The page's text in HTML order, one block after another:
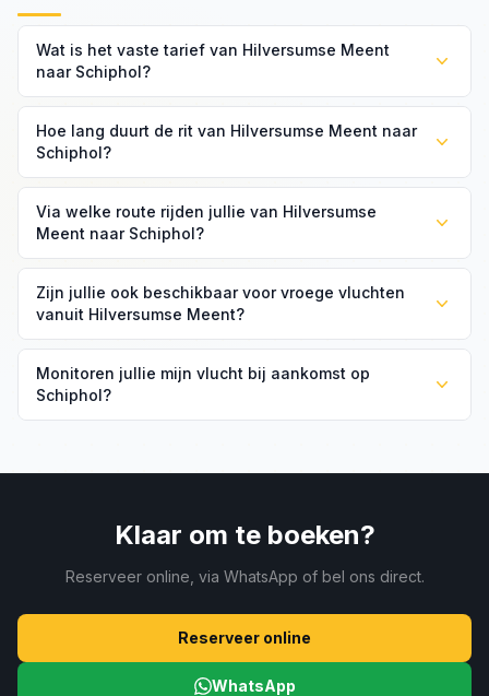
Wat is het vaste tarief van Hilversumse Meent
naar Schiphol?
personenwagen. Voor een groepsvoertuig is het tarief
€100.
Hoe lang duurt de rit van Hilversumse Meent naar
Schiphol?
rijden via de A27 of A9 afhankelijk van de drukte.
Via welke route rijden jullie van Hilversumse
Meent naar Schiphol?
naar Schiphol. Bij files kiezen wij een alternatieve route
via de A10.
Zijn jullie ook beschikbaar voor vroege vluchten
vanuit Hilversumse Meent?
voor ons geen probleem.
Monitoren jullie mijn vlucht bij aankomst op
Schiphol?
Klaar om te boeken?
Reserveer online, via WhatsApp of bel ons direct.
Reserveer online
WhatsApp